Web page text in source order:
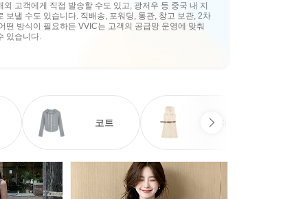
외 고객에게 직접 발송할 수도 있고, 광저우 등 중국 내 지
보낼 수도 있습니다. 직배송, 포워딩, 통관, 창고 보관, 2차
떤 방식이 필요하든 VVIC는 고객의 공급망 운영에 맞춰
있습니다.
코트 원피스